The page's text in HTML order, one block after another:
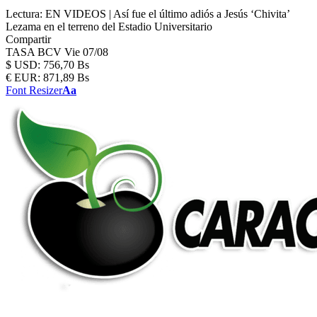
Lectura: EN VIDEOS | Así fue el último adiós a Jesús ‘Chivita’
Lezama en el terreno del Estadio Universitario
Compartir
TASA BCV Vie 07/08
$ USD: 756,70 Bs
€ EUR: 871,89 Bs
Font ResizerAa